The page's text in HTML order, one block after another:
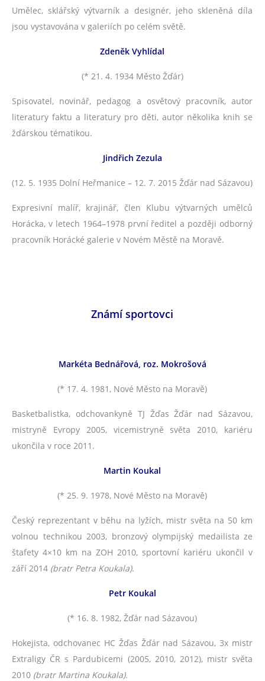
Umělec, sklářský výtvarník a designér, jeho skleněná díla
jsou vystavována v galeriích po celém světě.
Zdeněk Vyhlídal
(* 21. 4. 1934 Město Žďár)
Spisovatel, novinář, pedagog a osvětový pracovník, autor
literatury faktu a literatury pro děti, autor několika knih se
žďárskou tématikou.
Jindřich Zezula
(12. 5. 1935 Dolní Heřmanice – 12. 7. 2015 Žďár nad Sázavou)
Expresivní malíř, krajinář, člen Klubu výtvarných umělců
Horácka, v letech 1964–1978 první ředitel a později odborný
pracovník Horácké galerie v Novém Městě na Moravě.
Známí sportovci
Markéta Bednářová, roz. Mokrošová
(* 17. 4. 1981, Nové Město na Moravě)
Basketbalistka, odchovankyně TJ Žďas Žďár nad Sázavou,
mistryně Evropy 2005, vicemistryně světa 2010, kariéru
ukončila v roce 2011.
Martin Koukal
(* 25. 9. 1978, Nové Město na Moravě)
Český reprezentant v běhu na lyžích, mistr světa na 50 km
volnou technikou 2003, bronzový olympijský medailista ze
štafety 4×10 km na ZOH 2010, sportovní kariéru ukončil v
září 2014 (bratr Petra Koukala).
Petr Koukal
(* 16. 8. 1982, Žďár nad Sázavou)
Hokejista, odchovanec HC Žďas Žďár nad Sázavou, 3x mistr
Extraligy ČR s Pardubicemi (2005, 2010, 2012), mistr světa
2010 (bratr Martina Koukala).